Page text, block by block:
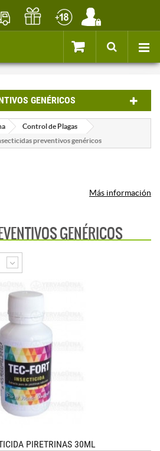
GENÉRICOS
Control de Plagas
preventivos genéricos
GENÉRICOS
Más información
PIRETRINAS 30ML